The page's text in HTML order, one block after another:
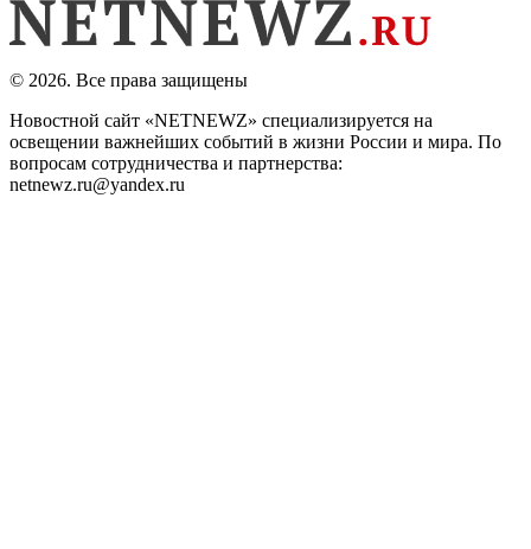
© 2026. Все права защищены
Новостной сайт «NETNEWZ» специализируется на
освещении важнейших событий в жизни России и мира. По
вопросам сотрудничества и партнерства:
netnewz.ru@yandex.ru